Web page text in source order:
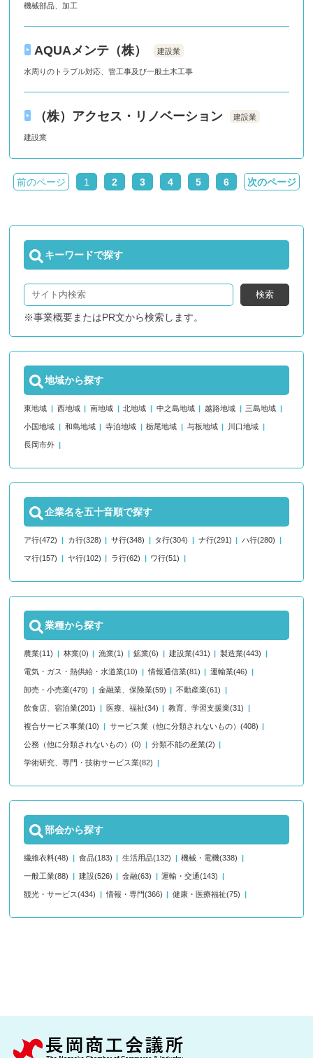
機械部品、加工
AQUAメンテ（株） 建設業
水周りのトラブル対応、管工事及び一般土木工事
（株）アクセス・リノベーション 建設業
建設業
前のページ 1 2 3 4 5 6 次のページ
キーワードで探す
検索
※事業概要またはPR文から検索します。
地域から探す
東地域 西地域 南地域 北地域 中之島地域 越路地域 三島地域
小国地域 和島地域 寺泊地域 栃尾地域 与板地域 川口地域
長岡市外
企業名を五十音順で探す
ア行(472) カ行(328) サ行(348) タ行(304) ナ行(291) ハ行(280)
マ行(157) ヤ行(102) ラ行(62) ワ行(51)
業種から探す
農業(11) 林業(0) 漁業(1) 鉱業(6) 建設業(431) 製造業(443)
電気・ガス・熱供給・水道業(10) 情報通信業(81) 運輸業(46)
卸売・小売業(479) 金融業、保険業(59) 不動産業(61)
飲食店、宿泊業(201) 医療、福祉(34) 教育、学習支援業(31)
複合サービス事業(10) サービス業（他に分類されないもの）(408)
公務（他に分類されないもの）(0) 分類不能の産業(2)
学術研究、専門・技術サービス業(82)
部会から探す
繊維衣料(48) 食品(183) 生活用品(132) 機械・電機(338)
一般工業(88) 建設(526) 金融(63) 運輸・交通(143)
観光・サービス(434) 情報・専門(366) 健康・医療福祉(75)